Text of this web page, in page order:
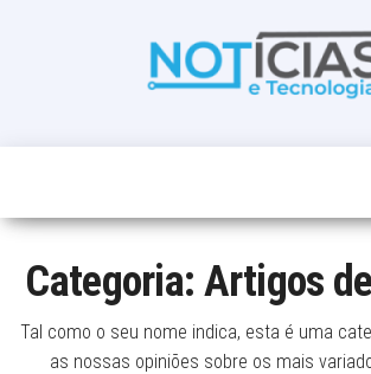
noticias de
num só lugar
Categoria: Artigos
Tal como o seu nome indica, esta é uma
as nossas opiniões sobre os mais